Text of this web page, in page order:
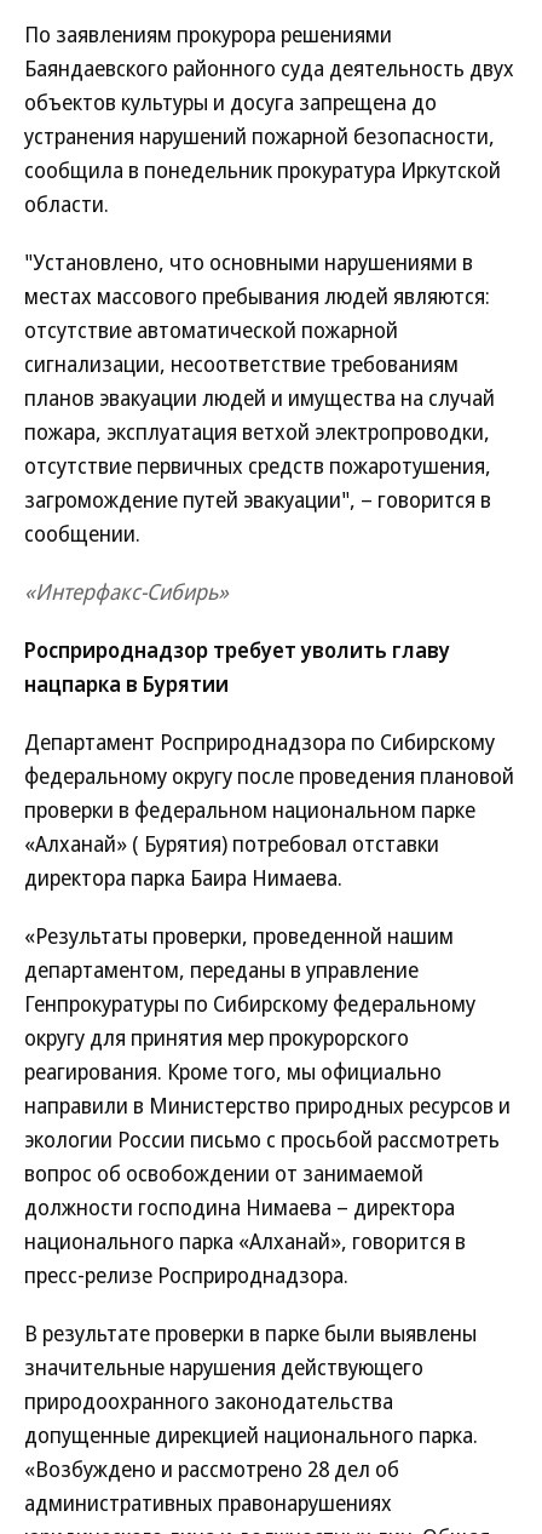
По заявлениям прокурора решениями
Баяндаевского районного суда деятельность двух
объектов культуры и досуга запрещена до
устранения нарушений пожарной безопасности,
сообщила в понедельник прокуратура Иркутской
области.
"Установлено, что основными нарушениями в
местах массового пребывания людей являются:
отсутствие автоматической пожарной
сигнализации, несоответствие требованиям
планов эвакуации людей и имущества на случай
пожара, эксплуатация ветхой электропроводки,
отсутствие первичных средств пожаротушения,
загромождение путей эвакуации", – говорится в
сообщении.
«Интерфакс-Сибирь»
Росприроднадзор требует уволить главу
нацпарка в Бурятии
Департамент Росприроднадзора по Сибирскому
федеральному округу после проведения плановой
проверки в федеральном национальном парке
«Алханай» ( Бурятия) потребовал отставки
директора парка Баира Нимаева.
«Результаты проверки, проведенной нашим
департаментом, переданы в управление
Генпрокуратуры по Сибирскому федеральному
округу для принятия мер прокурорского
реагирования. Кроме того, мы официально
направили в Министерство природных ресурсов и
экологии России письмо с просьбой рассмотреть
вопрос об освобождении от занимаемой
должности господина Нимаева – директора
национального парка «Алханай», говорится в
пресс-релизе Росприроднадзора.
В результате проверки в парке были выявлены
значительные нарушения действующего
природоохранного законодательства
допущенные дирекцией национального парка.
«Возбуждено и рассмотрено 28 дел об
административных правонарушениях